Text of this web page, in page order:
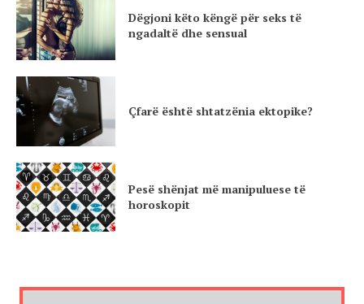
Dëgjoni këto këngë për seks të
ngadaltë dhe sensual
Çfarë është shtatzënia ektopike?
Pesë shënjat më manipuluese të
horoskopit